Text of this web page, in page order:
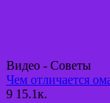
Видео - Советы
Чем отличается
9 15.1к.